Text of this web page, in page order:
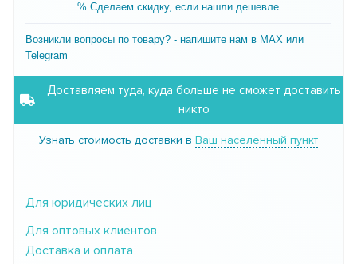
% Сделаем скидку, если нашли дешевле
Возникли вопросы по товару? - напишите нам в MAX или
Telegram
Доставляем туда, куда больше не сможет доставить
никто
Узнать стоимость доставки в Ваш населенный пункт
Для юридических лиц
Для оптовых клиентов
Доставка и оплата